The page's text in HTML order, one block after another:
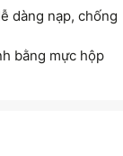
dàng nạp, chống
bằng mực hộp